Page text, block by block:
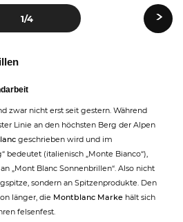
1/4 ›
zwar nicht erst seit gestern. Während
Linie an den höchsten Berg der Alpen
geschrieben wird und im
bedeutet (italienisch „Monte Bianco“),
„Mont Blanc Sonnenbrillen“. Also nicht
sondern an Spitzenprodukte. Den
länger, die Montblanc Marke hält sich
felsenfest.